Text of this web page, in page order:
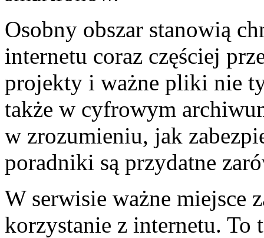
Osobny obszar stanowią
internetu coraz częściej
projekty i ważne pliki nie
także w cyfrowym
w zrozumieniu, jak
poradniki są przydatne
W serwisie ważne miejsce
korzystanie z internetu. To